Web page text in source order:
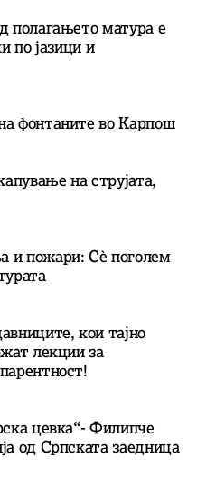
полагањето матура е
по јазици и
фонтаните во Карпош
на струјата,
пожари: Сè поголем
кои тајно
лекции за
цевка“- Филипче
од Српската заедница